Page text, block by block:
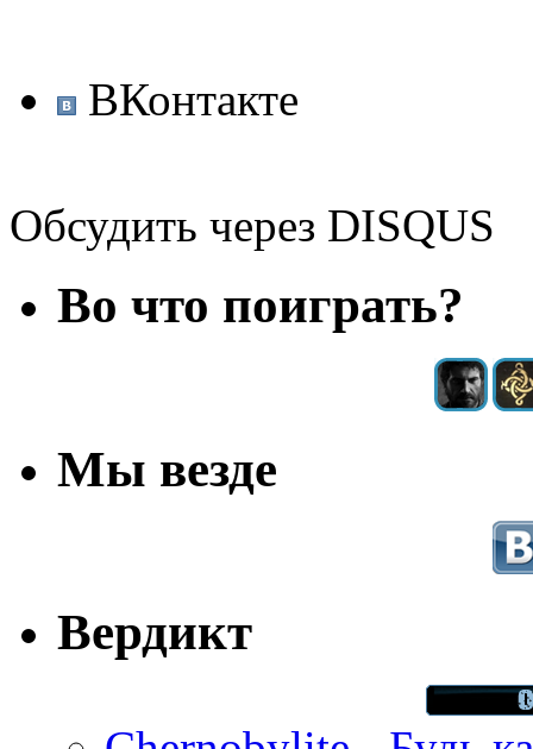
ВКонтакте
Обсудить через DISQUS
Во что поиграть?
Мы везде
Вердикт